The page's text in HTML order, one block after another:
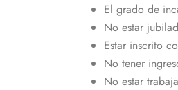
El grado de
No estar
Estar inscrito
No tener
No estar